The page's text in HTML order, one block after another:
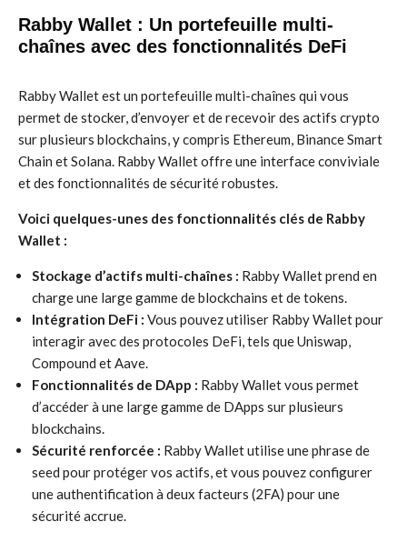
Rabby Wallet : Un portefeuille multi-
chaînes avec des fonctionnalités DeFi
Rabby Wallet est un portefeuille multi-chaînes qui vous
permet de stocker, d’envoyer et de recevoir des actifs crypto
sur plusieurs blockchains, y compris Ethereum, Binance Smart
Chain et Solana. Rabby Wallet offre une interface conviviale
et des fonctionnalités de sécurité robustes.
Voici quelques-unes des fonctionnalités clés de Rabby
Wallet :
Stockage d’actifs multi-chaînes : Rabby Wallet prend en
charge une large gamme de blockchains et de tokens.
Intégration DeFi : Vous pouvez utiliser Rabby Wallet pour
interagir avec des protocoles DeFi, tels que Uniswap,
Compound et Aave.
Fonctionnalités de DApp : Rabby Wallet vous permet
d’accéder à une large gamme de DApps sur plusieurs
blockchains.
Sécurité renforcée : Rabby Wallet utilise une phrase de
seed pour protéger vos actifs, et vous pouvez configurer
une authentification à deux facteurs (2FA) pour une
sécurité accrue.